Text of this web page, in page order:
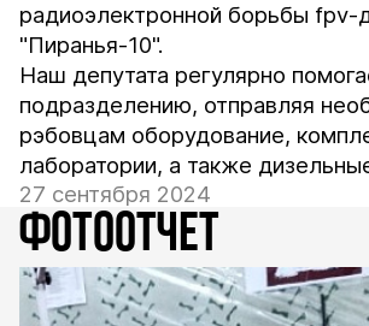
радиоэлектронной борьбы fpv-
"Пиранья-10".
Наш депутата регулярно
подразделению, отправляя
рэбовцам оборудование,
лаборатории, а также
27 сентября 2024
ФОТООТЧЕТ